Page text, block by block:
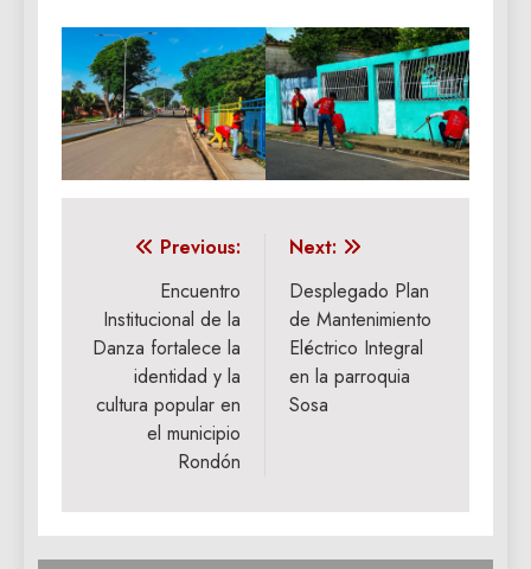
Navegación
entradas
Previous:
Encuentro
Institucional de la
Danza fortalece la
identidad y la
cultura popular en
el municipio
Rondón
Next:
Desplegado Plan
de Mantenimiento
Eléctrico Integral
en la parroquia
Sosa